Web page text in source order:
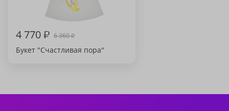
4 770₽ 6 360₽
Букет "Счастливая пора"